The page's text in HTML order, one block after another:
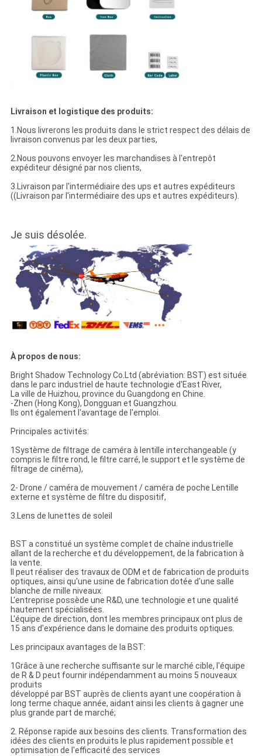
Livraison et logistique des produits:
1.Nous livrerons les produits dans le strict respect des délais de
livraison convenus par les deux parties,
2.Nous pouvons envoyer les marchandises à l'entrepôt
expéditeur désigné par nos clients,
3.Livraison par l'intermédiaire des ups et autres expéditeurs
((Livraison par l'intermédiaire des ups et autres expéditeurs).
Je suis désolée.
À propos de nous:
Bright Shadow Technology Co.Ltd (abréviation: BST) est située
dans le parc industriel de haute technologie d'East River,
La ville de Huizhou, province du Guangdong en Chine.
-Zhen (Hong Kong), Dongguan et Guangzhou.
Ils ont également l'avantage de l'emploi.
Principales activités:
1Système de filtrage de caméra à lentille interchangeable (y
compris le filtre rond, le filtre carré, le support et le système de
filtrage de cinéma),
2- Drone / caméra de mouvement / caméra de poche Lentille
externe et système de filtre du dispositif,
3.Lens de lunettes de soleil
BST a constitué un système complet de chaîne industrielle
allant de la recherche et du développement, de la fabrication à
la vente.
Il peut réaliser des travaux de ODM et de fabrication de produits
optiques, ainsi qu'une usine de fabrication dotée d'une salle
blanche de mille niveaux.
L'entreprise possède une R&D, une technologie et une qualité
hautement spécialisées.
L'équipe de direction, dont les membres principaux ont plus de
15 ans d'expérience dans le domaine des produits optiques.
Les principaux avantages de la BST:
1Grâce à une recherche suffisante sur le marché cible, l'équipe
de R & D peut fournir indépendamment au moins 5 nouveaux
produits
développé par BST auprès de clients ayant une coopération à
long terme chaque année, aidant ainsi les clients à gagner une
plus grande part de marché;
2. Réponse rapide aux besoins des clients. Transformation des
idées des clients en produits le plus rapidement possible et
optimisation de l'efficacité des services